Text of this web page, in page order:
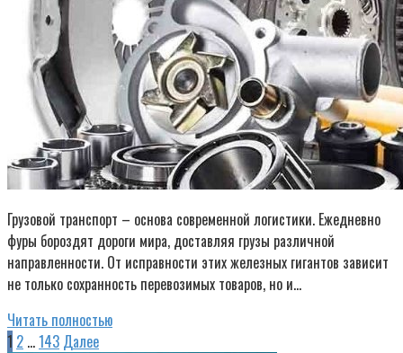
Грузовой транспорт – основа современной логистики. Ежедневно
фуры бороздят дороги мира, доставляя грузы различной
направленности. От исправности этих железных гигантов зависит
не только сохранность перевозимых товаров, но и…
Читать полностью
Пагинация
1 2 …143 Далее